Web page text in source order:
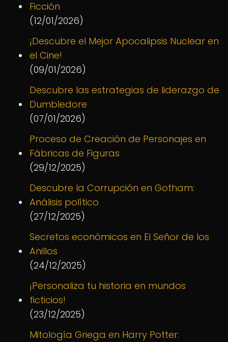
Ficción
(12/01/2026)
¡Descubre el Mejor Apocalipsis Nuclear en
el Cine!
(09/01/2026)
Descubre las estrategias de liderazgo de
Dumbledore
(07/01/2026)
Proceso de Creación de Personajes en
Fábricas de Figuras
(29/12/2025)
Descubre la Corrupción en Gotham:
Análisis político
(27/12/2025)
Secretos económicos en El Señor de los
Anillos
(24/12/2025)
¡Personaliza tu historia en mundos
ficticios!
(23/12/2025)
Mitología Griega en Harry Potter: